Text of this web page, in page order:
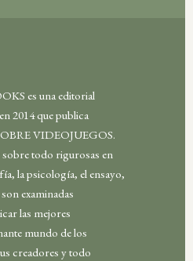
es una editorial
2014 que publica
VIDEOJUEGOS.
todo rigurosas en
la psicología, el ensayo,
examinadas
las mejores
mundo de los
creadores y todo